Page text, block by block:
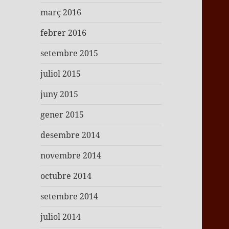
març 2016
febrer 2016
setembre 2015
juliol 2015
juny 2015
gener 2015
desembre 2014
novembre 2014
octubre 2014
setembre 2014
juliol 2014